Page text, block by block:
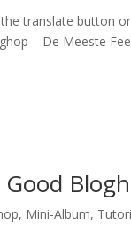
translate button
– De Meeste
, Mini-Album,